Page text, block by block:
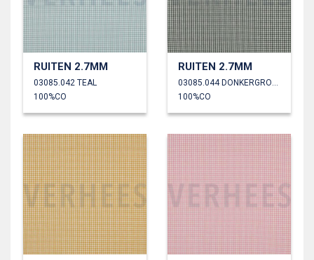
RUITEN 2.7MM
03085.042 TEAL
100%CO
RUITEN 2.7MM
03085.044 DONKERGROEN
100%CO